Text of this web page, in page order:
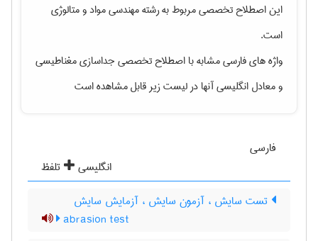
این اصطلاح تخصصی مربوط به رشتهمهندسی مواد و متالوژی
است.
واژه های فارسی مشابه با اصطلاح تخصصیجداسازی مغناطیسی
و معادل انگلیسی آنها در لیست زیر قابل مشاهده است
فارسی
انگلیسی
تلفظ
تست سایش ، آزمون سایش ، آزمایش سایش
abrasion test